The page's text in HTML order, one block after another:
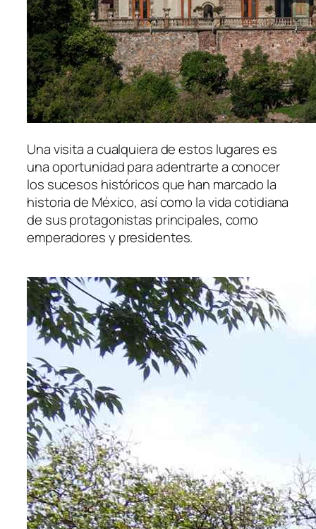
Una visita a cualquiera de estos lugares es
una oportunidad para adentrarte a conocer
los sucesos históricos que han marcado la
historia de México, así como la vida cotidiana
de sus protagonistas principales, como
emperadores y presidentes.